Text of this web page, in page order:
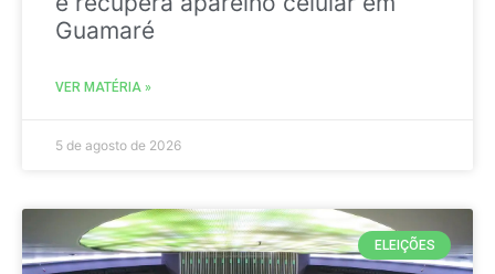
Guamaré
VER MATÉRIA »
5 de agosto de 2026
ELEIÇÕES